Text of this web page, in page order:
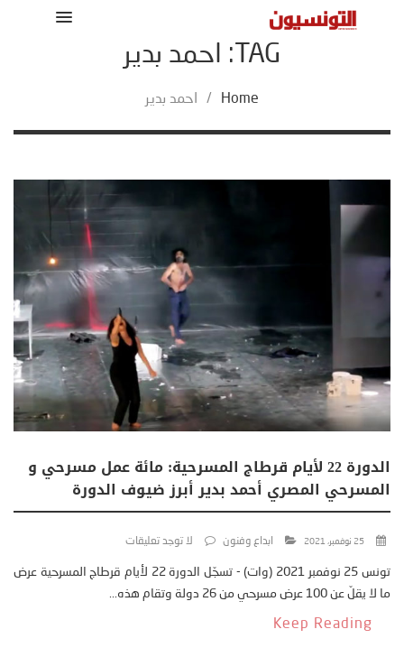
TAG: احمد بدير
Home
/ احمد بدير
الدورة 22 لأيام قرطاج المسرحية: مائة عمل مسرحي و
المسرحي المصري أحمد بدير أبرز ضيوف الدورة
25 نوفمبر، 2021 ابداع وفنون لا توجد تعليقات
تونس 25 نوفمبر 2021 (وات) - تسجّل الدورة 22 لأيام قرطاج المسرحية عرض
ما لا يقلّ عن 100 عرض مسرحي من 26 دولة وتقام هذه...
Keep Reading